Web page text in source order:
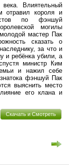
Влиятельный
отравил короля и
по фэншуй
могилы
мастер Пак
сказать о
за что и
и ребёнка убили, а
министр Ким
и нажил себе
фэншуй Пак
выяснить место
его клана и
Скачать и Смотреть